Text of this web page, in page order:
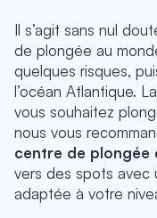
Il s’agit sans nul
de plongée au
quelques risques,
l’océan Atlantique.
vous souhaitez
nous vous
centre de plongée
vers des spots avec
adaptée à votre